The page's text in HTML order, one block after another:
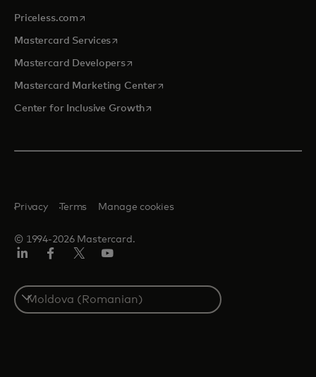
Priceless.com opens in a new tab
Mastercard Servicesopens in a new tab
Mastercard Developersopens in a new tab
Mastercard Marketing Centeropens in a new tab
Center for Inclusive Growthopens in a new tab
© 1994-2026 Mastercard.
Privacy Terms Manage cookies
Select
a
country